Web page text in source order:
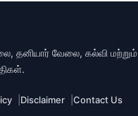
தனியார் வேலை, கல்வி மற்றும்
Disclaimer Contact Us